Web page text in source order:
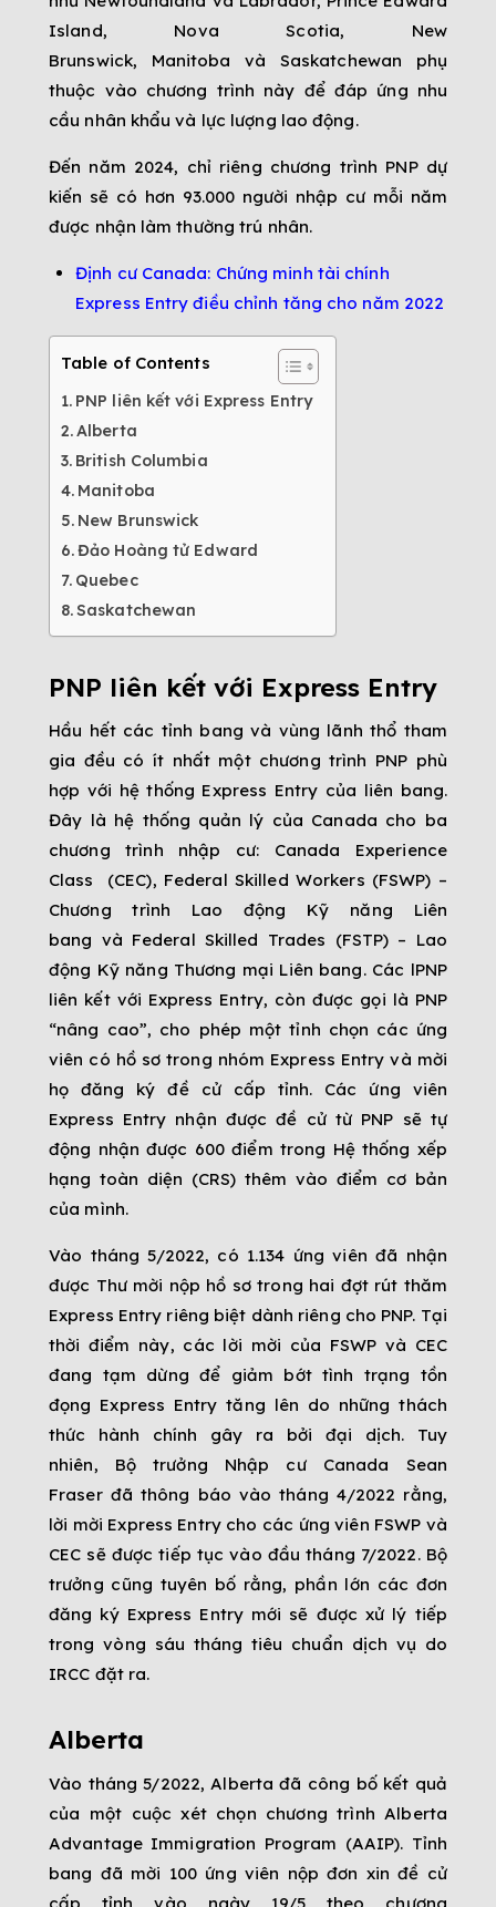
Island, Nova Scotia, New
Brunswick, Manitoba và Saskatchewan phụ
thuộc vào chương trình này để đáp ứng nhu
cầu nhân khẩu và lực lượng lao động.
Đến năm 2024, chỉ riêng chương trình PNP dự
kiến ​​sẽ có hơn 93.000 người nhập cư mỗi năm
được nhận làm thường trú nhân.
Định cư Canada: Chứng minh tài chính
Express Entry điều chỉnh tăng cho năm 2022
Table of Contents
PNP liên kết với Express Entry
Alberta
British Columbia
Manitoba
New Brunswick
Đảo Hoàng tử Edward
Quebec
Saskatchewan
PNP liên kết với Express Entry
Hầu hết các tỉnh bang và vùng lãnh thổ tham
gia đều có ít nhất một chương trình PNP phù
hợp với hệ thống Express Entry của liên bang.
Đây là hệ thống quản lý của Canada cho ba
chương trình nhập cư: Canada Experience
Class (CEC), Federal Skilled Workers (FSWP) –
Chương trình Lao động Kỹ năng Liên
bang và Federal Skilled Trades (FSTP) – Lao
động Kỹ năng Thương mại Liên bang. Các lPNP
liên kết với Express Entry, còn được gọi là PNP
“nâng cao”, cho phép một tỉnh chọn các ứng
viên có hồ sơ trong nhóm Express Entry và mời
họ đăng ký đề cử cấp tỉnh. Các ứng viên
Express Entry nhận được đề cử từ PNP sẽ tự
động nhận được 600 điểm trong Hệ thống xếp
hạng toàn diện (CRS) thêm vào điểm cơ bản
của mình.
Vào tháng 5/2022, có 1.134 ứng viên đã nhận
được Thư mời nộp hồ sơ trong hai đợt rút thăm
Express Entry riêng biệt dành riêng cho PNP. Tại
thời điểm này, các lời mời của FSWP và CEC
đang tạm dừng để giảm bớt tình trạng tồn
đọng Express Entry tăng lên do những thách
thức hành chính gây ra bởi đại dịch. Tuy
nhiên, Bộ trưởng Nhập cư Canada Sean
Fraser đã thông báo vào tháng 4/2022 rằng,
lời mời Express Entry cho các ứng viên FSWP và
CEC sẽ được tiếp tục vào đầu tháng 7/2022. Bộ
trưởng cũng tuyên bố rằng, phần lớn các đơn
đăng ký Express Entry mới sẽ được xử lý tiếp
trong vòng sáu tháng tiêu chuẩn dịch vụ do
IRCC đặt ra.
Alberta
Vào tháng 5/2022, Alberta đã công bố kết quả
của một cuộc xét chọn chương trình Alberta
Advantage Immigration Program (AAIP). Tỉnh
bang đã mời 100 ứng viên nộp đơn xin đề cử